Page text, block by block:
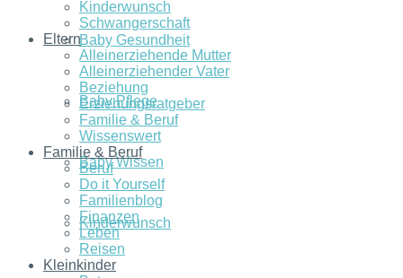
Baby Gesundheit
Baby Pflege
Baby Wissen
Kinderwunsch
Kinderwunsch
Schwangerschaft
Eltern
Alleinerziehende Mutter
Alleinerziehender Vater
Beziehung
Erziehungsratgeber
Familie & Beruf
Wissenswert
Familie & Beruf
Beruf
Do it Yourself
Familienblog
Finanzen
Leben
Reisen
Kleinkinder